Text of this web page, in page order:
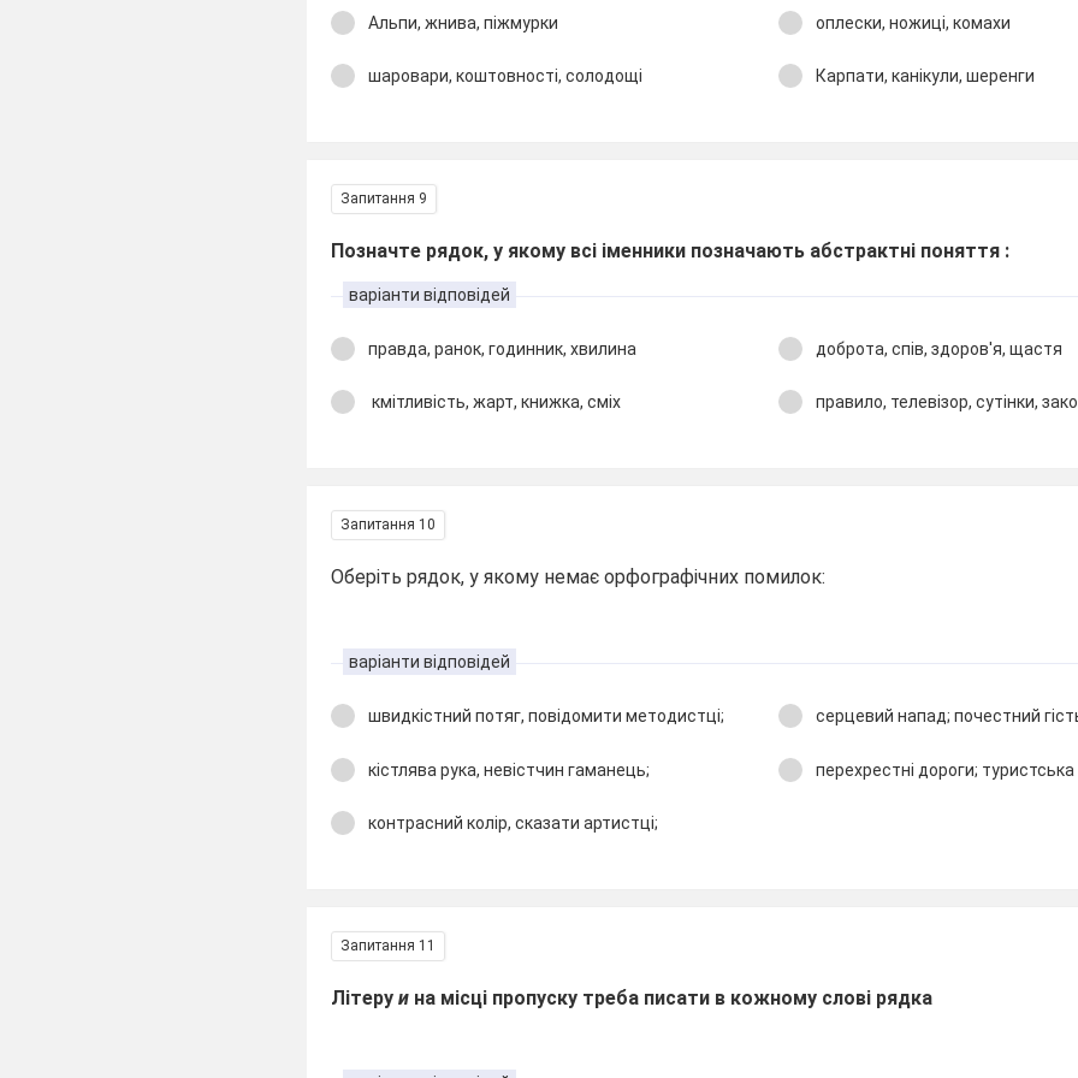
Альпи, жнива, піжмурки оплески, ножиці, комахи
шаровари, коштовності, солодощі Карпати, канікули, шеренги
Запитання 9
Позначте рядок, у якому всі іменники позначають абст­рактні поняття :
варіанти відповідей
правда, ранок, годинник, хвилина доброта, спів, здоров'я, щастя
кмітливість, жарт, книжка, сміх правило, телевізор, сутінки,
Запитання 10
Оберіть рядок, у якому немає орфографічних помилок:
варіанти відповідей
швидкістний потяг, повідомити методистці; серцевий напад; почестний
кістлява рука, невістчин гаманець; перехрестні дороги; туристська
контрасний колір, сказати артистці;
Запитання 11
Літеруи на місці пропуску треба писати в кожному слові рядка